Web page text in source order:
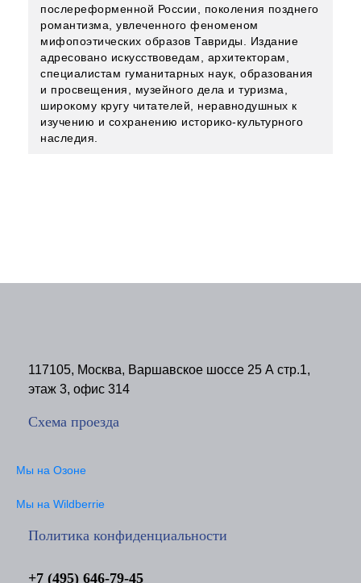
послереформенной России, поколения позднего
романтизма, увлеченного феноменом
мифопоэтических образов Тавриды. Издание
адресовано искусствоведам, архитекторам,
специалистам гуманитарных наук, образования
и просвещения, музейного дела и туризма,
широкому кругу читателей, неравнодушных к
изучению и сохранению историко-культурного
наследия.
117105, Москва, Варшавское шоссе 25 А стр.1,
этаж 3, офис 314
Схема проезда
Мы на Озоне
Мы на Wildberrie
Политика конфиденциальности
+7 (495) 646-79-45